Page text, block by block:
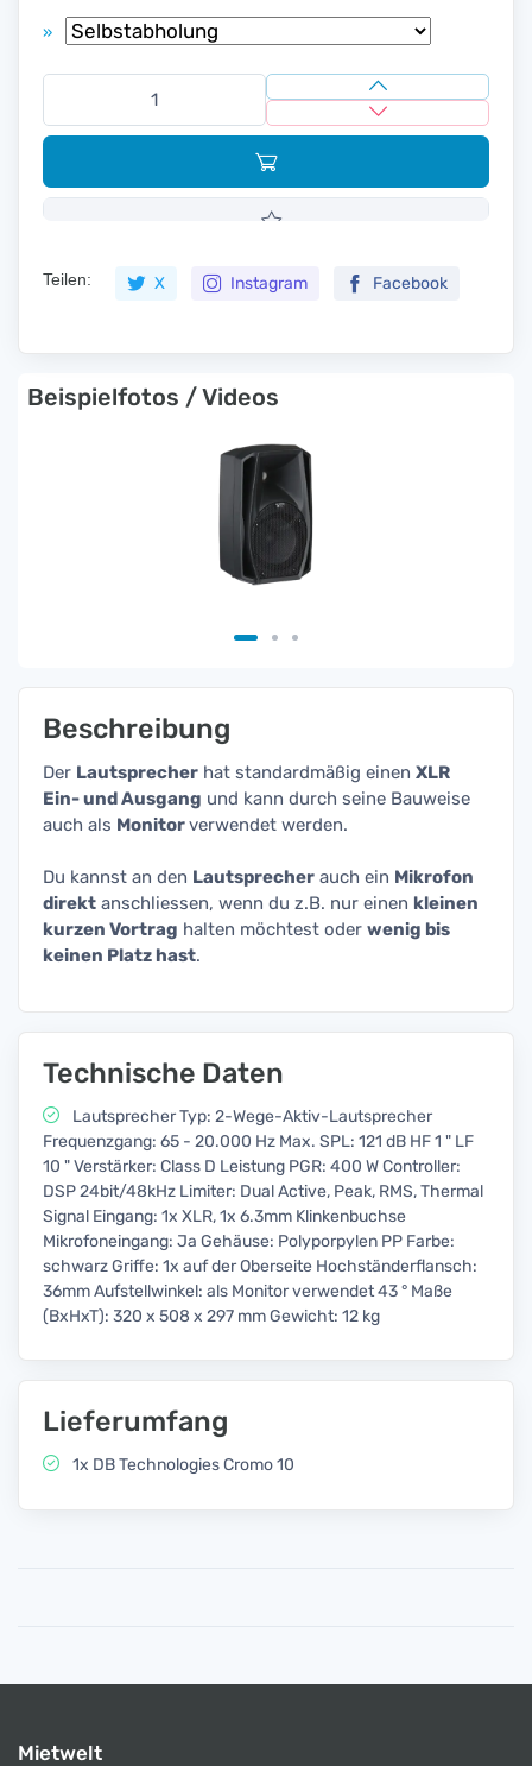
»
Teilen: X Instagram Facebook
Beispielfotos / Videos
Beschreibung
Der Lautsprecher hat standardmäßig einen XLR
Ein- und Ausgang und kann durch seine Bauweise
auch als Monitorverwendet werden.
Du kannst an den Lautsprecher auch ein Mikrofon
direkt anschliessen, wenn du z.B. nur einen kleinen
kurzen Vortrag halten möchtest oder wenig bis
keinen Platz hast.
Technische Daten
Lautsprecher Typ: 2-Wege-Aktiv-Lautsprecher
Frequenzgang: 65 - 20.000 Hz Max. SPL: 121 dB HF 1 " LF
10 " Verstärker: Class D Leistung PGR: 400 W Controller:
DSP 24bit/48kHz Limiter: Dual Active, Peak, RMS, Thermal
Signal Eingang: 1x XLR, 1x 6.3mm Klinkenbuchse
Mikrofoneingang: Ja Gehäuse: Polyporpylen PP Farbe:
schwarz Griffe: 1x auf der Oberseite Hochständerflansch:
36mm Aufstellwinkel: als Monitor verwendet 43 ° Maße
(BxHxT): 320 x 508 x 297 mm Gewicht: 12 kg
Lieferumfang
1x DB Technologies Cromo 10
Mietwelt